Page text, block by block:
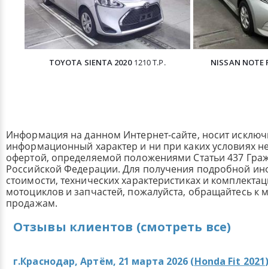
TOYOTA SIENTA 2020 1210 Т.Р. NISSAN NOTE
Информация на данном Интернет-сайте, носит
информационный характер и ни при каких условиях
офертой, определяемой положениями Статьи 437
Российской Федерации. Для получения подробной
стоимости, технических характеристиках и
мотоциклов и запчастей, пожалуйста, обращайтесь к
продажам.
Отзывы клиентов (смотреть все)
г.Краснодар, Артём, 21 марта 2026 (Honda Fit 2021